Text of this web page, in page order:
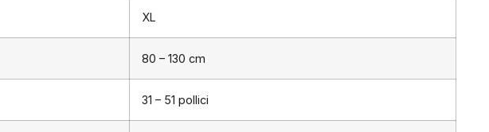
XL
80 – 130 cm
31 – 51 pollici